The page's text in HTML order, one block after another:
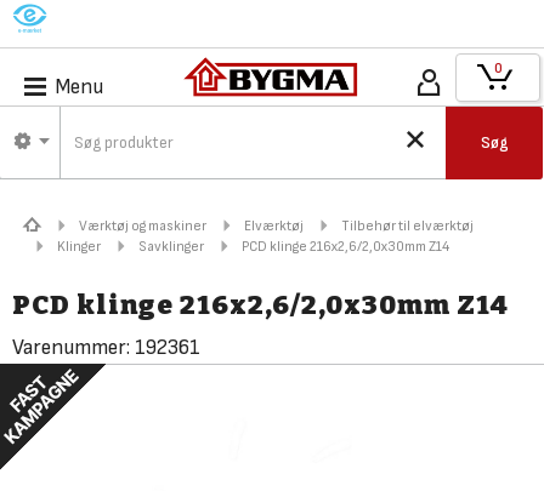
M
Menu
Søg
0
Værktøj og maskiner Elværktøj
Tilbehør til elværktøj
Klinger
Savklinger PCD klinge 216x2,6/2,0x30mm Z14
PCD klinge 216x2,6/2,0x30mm Z14
Varenummer: 192361